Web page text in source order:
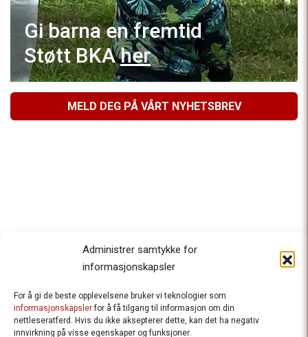
Administrer samtykke for
informasjonskapsler
For å gi de beste opplevelsene bruker vi teknologier som
informasjonskapslerfor å få tilgang til informasjon om din
nettleseratferd. Hvis du ikke aksepterer dette, kan det ha negativ
innvirkning på visse egenskaper og funksjoner.
Gi barna en fremtid
Støtt BKAher
MELD DEG PÅ VÅRT NYHETSBREV
Besteforeldrenes klimaaksjon
Ansvarlig redaktør
: Halfdan Wiik |